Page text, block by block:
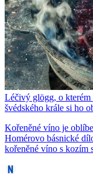
Léčivý glögg, o kterém
švédského krále si ho
Kořeněné víno je
Homérovo básnické
kořeněné víno s kozím